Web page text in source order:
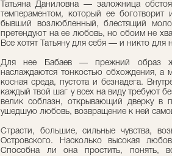
Татьяна Даниловна — заложница
темпераментом, который ее
бывший возлюбленный, блестящий
претендуют на ее любовь, но обоим не
Все хотят Татьяну для себя — и никто для
Для нее Бабаев — прежний образ
наслаждаются тонкостью обхождения,
косная среда, пустота и безнадега.
каждый твой шаг у всех на виду требуют
велик соблазн, открывающий дверку
ушедшую любовь, возвращение к ней
Страсти, большие, сильные чувства,
Островского. Насколько высокая
Способна ли она простить, понять,